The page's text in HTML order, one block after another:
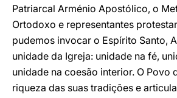
Patriarcal Arménio Apostólico, o
Ortodoxo e representantes
pudemos invocar o Espírito Santo,
unidade da Igreja: unidade na fé,
unidade na coesão interior. O Povo
riqueza das suas tradições e